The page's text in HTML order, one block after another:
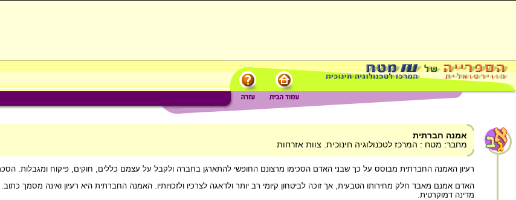
אמנה חברתית
מחבר: מטח : המרכז לטכנולוגיה חינוכית. צוות אזרחות
רעיון האמנה החברתית מבוסס על כך שבני האדם הסכימו מרצונם החופשי להתארגן בחברה ולקבל על עצמם כללים, חוקים, פיקוח ומגבלות.
האדם אמנם מאבד חלק מחירותו הטבעית, אך זוכה לביטחון קיומי רב יותר ולדאגה לצרכיו ולזכויותיו. האמנה החברתית היא רעיון ואינה מסמך
מדינה דמוקרטית.